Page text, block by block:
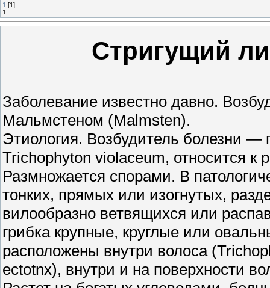
1 [1]
1
Стригущий
Заболевание известно давно.
Мальмстеном (Malmsten).
Этиология. Возбудитель болезни —
Trichophyton violaceum, относится к
Размножается спорами. В
тонких, прямых или изогнутых,
вилообразно ветвящихся или
грибка крупные, круглые или
расположены внутри волоса
ectotnx), внутри и на поверхности